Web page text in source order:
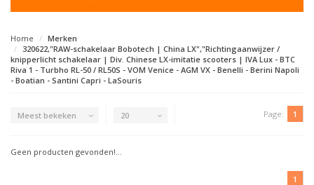
Home
Merken
320622,"RAW-schakelaar Bobotech | China LX","Richtingaanwijzer /
knipperlicht schakelaar | Div. Chinese LX-imitatie scooters | IVA Lux - BTC
Riva 1 - Turbho RL-50 / RL50S - VOM Venice - AGM VX - Benelli - Berini Napoli
- Boatian - Santini Capri - LaSouris
Meest bekeken 20 Page: 1
Geen producten gevonden!...
1